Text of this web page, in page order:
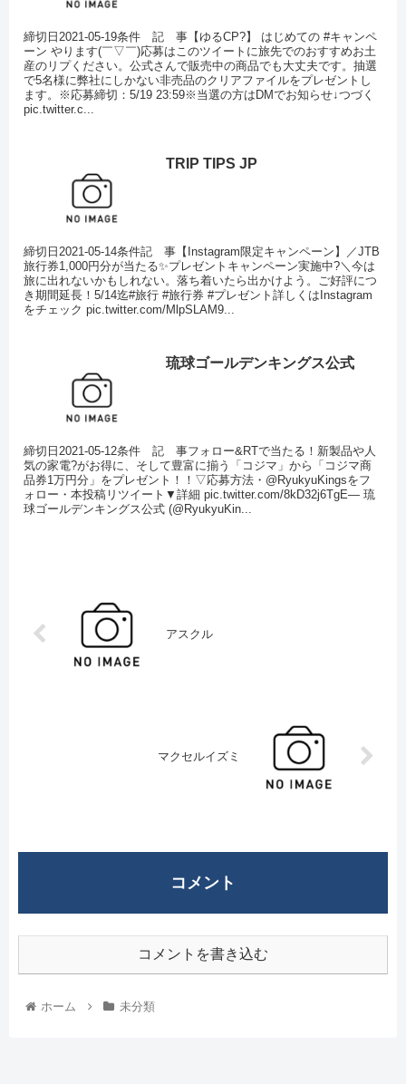
締切日2021-05-19条件 記 事【ゆるCP?】 はじめての #キャンペ
ーン やります(￣▽￣)応募はこのツイートに旅先でのおすすめお土
産のリプください。公式さんで販売中の商品でも大丈夫です。抽選
で5名様に弊社にしかない非売品のクリアファイルをプレゼントし
ます。※応募締切：5/19 23:59※当選の方はDMでお知らせ↓つづく
pic.twitter.c...
TRIP TIPS JP
締切日2021-05-14条件記 事【Instagram限定キャンペーン】／JTB
旅行券1,000円分が当たる✨プレゼントキャンペーン実施中?＼今は
旅に出れないかもしれない。落ち着いたら出かけよう。ご好評につ
き期間延長！5/14迄#旅行 #旅行券 #プレゼント詳しくはInstagram
をチェック pic.twitter.com/MlpSLAM9...
琉球ゴールデンキングス公式
締切日2021-05-12条件 記 事フォロー&RTで当たる！新製品や人
気の家電?がお得に、そして豊富に揃う「コジマ」から「コジマ商
品券1万円分」をプレゼント！！▽応募方法・@RyukyuKingsをフ
ォロー・本投稿リツイート▼詳細 pic.twitter.com/8kD32j6TgE— 琉
球ゴールデンキングス公式 (@RyukyuKin...
アスクル
マクセルイズミ
コメント
コメントを書き込む
ホーム 未分類